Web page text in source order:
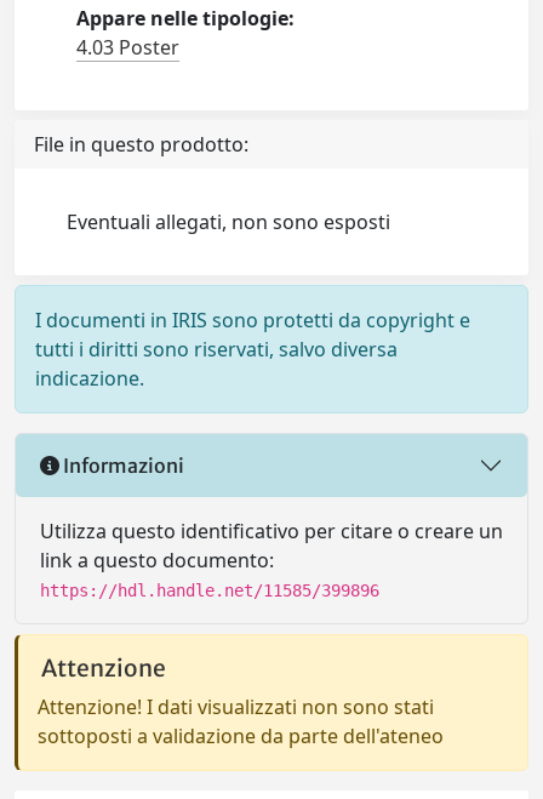
Appare nelle tipologie:
4.03 Poster
File in questo prodotto:
Eventuali allegati, non sono esposti
I documenti in IRIS sono protetti da copyright e
tutti i diritti sono riservati, salvo diversa
indicazione.
Informazioni
Utilizza questo identificativo per citare o creare un
link a questo documento:
https://hdl.handle.net/11585/399896
Attenzione
Attenzione! I dati visualizzati non sono stati
sottoposti a validazione da parte dell'ateneo